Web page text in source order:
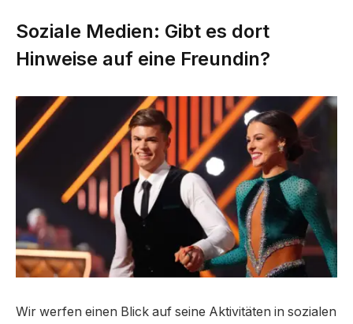
Soziale Medien: Gibt es dort
Hinweise auf eine Freundin?
Wir werfen einen Blick auf seine Aktivitäten in sozialen